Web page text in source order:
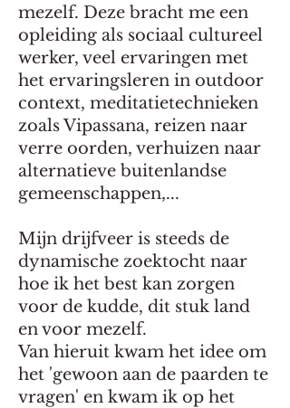
mezelf. Deze bracht me een
opleiding als sociaal cultureel
werker, veel ervaringen met
het ervaringsleren in outdoor
context, meditatietechnieken
zoals Vipassana, reizen naar
verre oorden, verhuizen naar
alternatieve buitenlandse
gemeenschappen,...
Mijn drijfveer is steeds de
dynamische zoektocht naar
hoe ik het best kan zorgen
voor de kudde, dit stuk land
en voor mezelf.
Van hieruit kwam het idee om
het 'gewoon aan de paarden te
vragen' en kwam ik op het